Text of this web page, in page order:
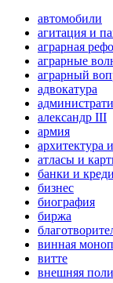
автомобили
агитация и
аграрная
аграрные
аграрный
адвокатура
александр III
армия
архитектура
атласы и
банки и
бизнес
биография
биржа
винная
витте
внешняя